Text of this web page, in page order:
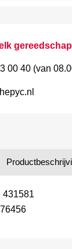
gereedschap
00 40 (van
431581